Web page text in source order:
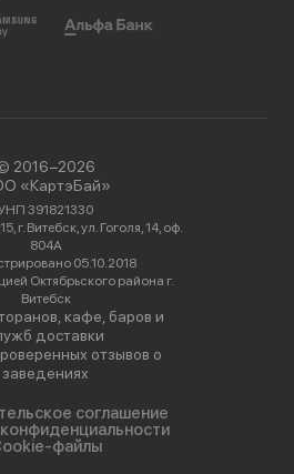
2016−2026
«КартэБай»
391821330
г. Витебск, ул. Гоголя, 14, оф.
804А
05.10.2018
Октябрьского района г.
Витебск
кафе, баров и
доставки
отзывов о
заведениях
соглашение
файлы